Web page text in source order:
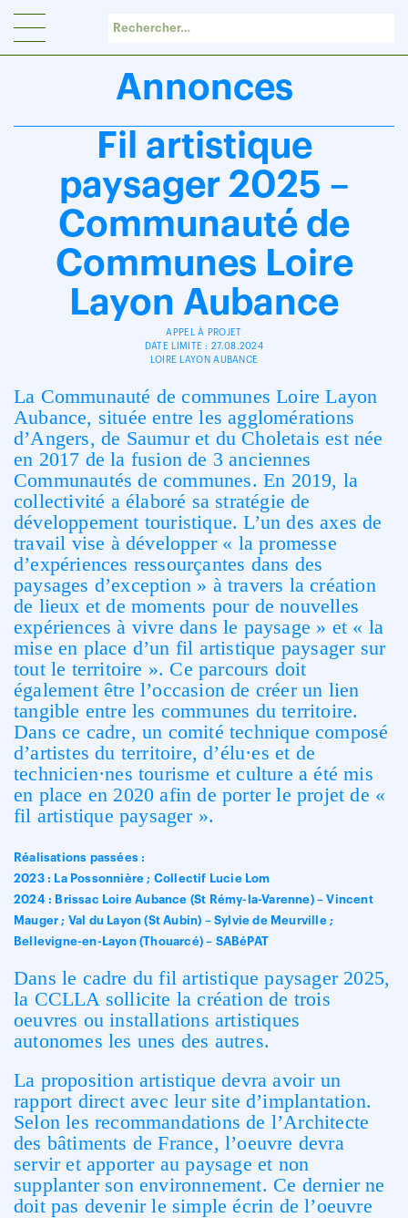
Annonces
Fil artistique
paysager 2025 –
Communauté de
Communes Loire
Layon Aubance
APPEL À PROJET
DATE LIMITE : 27.08.2024
LOIRE LAYON AUBANCE
La Communauté de communes Loire Layon
Aubance, située entre les agglomérations
d’Angers, de Saumur et du Choletais est née
en 2017 de la fusion de 3 anciennes
Communautés de communes. En 2019, la
collectivité a élaboré sa stratégie de
développement touristique. L’un des axes de
travail vise à développer « la promesse
d’expériences ressourçantes dans des
paysages d’exception » à travers la création
de lieux et de moments pour de nouvelles
expériences à vivre dans le paysage » et « la
mise en place d’un fil artistique paysager sur
tout le territoire ». Ce parcours doit
également être l’occasion de créer un lien
tangible entre les communes du territoire.
Dans ce cadre, un comité technique composé
d’artistes du territoire, d’élu·es et de
technicien·nes tourisme et culture a été mis
en place en 2020 afin de porter le projet de «
fil artistique paysager ».
Réalisations passées :
2023 : La Possonnière ; Collectif Lucie Lom
2024 : Brissac Loire Aubance (St Rémy-la-Varenne) – Vincent
Mauger ; Val du Layon (St Aubin) – Sylvie de Meurville ;
Bellevigne-en-Layon (Thouarcé) – SABéPAT
Dans le cadre du fil artistique paysager 2025,
la CCLLA sollicite la création de trois
oeuvres ou installations artistiques
autonomes les unes des autres.
La proposition artistique devra avoir un
rapport direct avec leur site d’implantation.
Selon les recommandations de l’Architecte
des bâtiments de France, l’oeuvre devra
servir et apporter au paysage et non
supplanter son environnement. Ce dernier ne
doit pas devenir le simple écrin de l’oeuvre